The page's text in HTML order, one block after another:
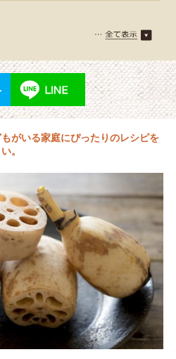
がいる家庭にぴったりのレシピを
。